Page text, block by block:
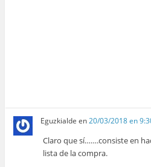
Eguzkialde en20/03/2018 en
Claro que sí…….consiste en
lista de la compra.